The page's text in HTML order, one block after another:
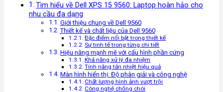
Tìm hiểu về Dell XPS 15 9560: Laptop hoàn hảo cho
nhu cầu đa dạng
Giới thiệu chung về Dell 9560
Thiết kế và chất liệu của Dell 9560
Đặc điểm nổi bật trong thiết kế
Sự tinh tế trong từng chi tiết
Hiệu năng mạnh mẽ với cấu hình phần cứng
Khả năng xử lý đa nhiệm
Tính năng tản nhiệt hiệu quả
Màn hình hiển thị: Độ phân giải và công nghệ
Chất lượng hình ảnh vượt trội
Công nghệ chống chói